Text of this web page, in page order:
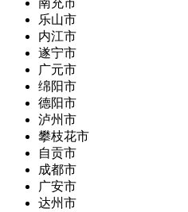
南充市
乐山市
内江市
遂宁市
广元市
绵阳市
德阳市
泸州市
攀枝花市
自贡市
成都市
广安市
达州市